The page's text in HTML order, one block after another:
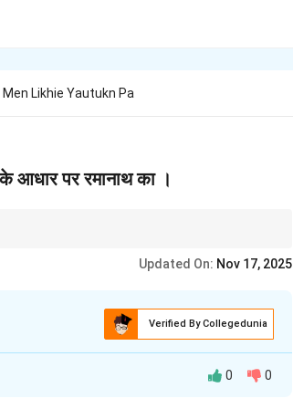
Likhie Yautukn Pa
आधार पर रमानाथ का ।
Updated On: Nov 17, 2025
Verified By Collegedunia
0 0